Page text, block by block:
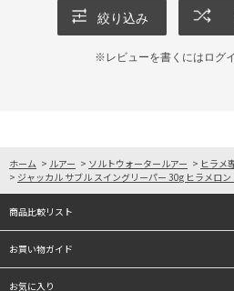
絞り込み
※レビューを書くには ログ
ホーム > ルアー > ソルトウォータールアー > ヒラメ
> ジャッカル サブル スイングリーパー 30g ヒラメロン
商品比較リスト
お買い物ガイド
お気に入り